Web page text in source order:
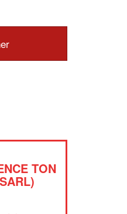
TON
clients!
En savoir plus